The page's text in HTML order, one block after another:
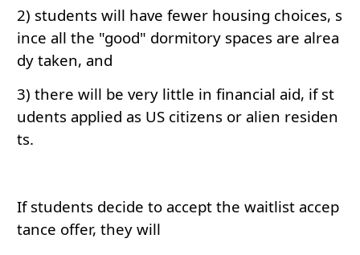
2) students will have fewer housing choices, s
ince all the "good" dormitory spaces are alrea
dy taken, and
3) there will be very little in financial aid, if st
udents applied as US citizens or alien residen
ts.
If students decide to accept the waitlist accep
tance offer, they will